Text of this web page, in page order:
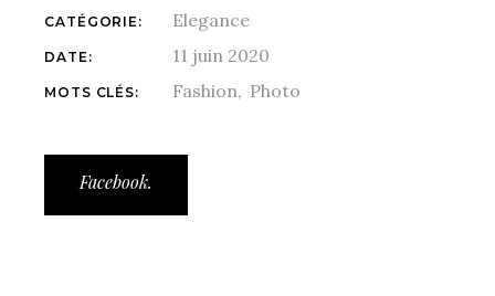
CATÉGORIE: Elegance
DATE: 11 juin 2020
MOTS CLÉS: Fashion Photo
Facebook.